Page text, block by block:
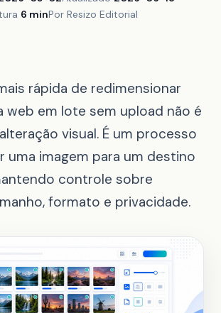
6 minPor Resizo Editorial
rápida de redimensionar
web em lote sem upload não é
visual. É um processo
uma imagem para um destino
controle sobre
formato e privacidade.